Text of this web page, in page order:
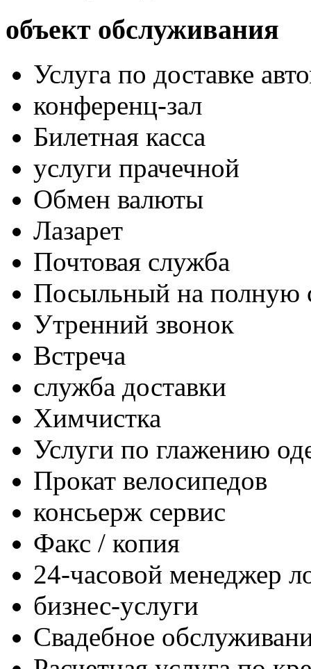
объект обслуживания
Услуга по доставке
конференц-зал
Билетная касса
услуги прачечной
Обмен валюты
Лазарет
Почтовая служба
Посыльный на полную
Утренний звонок
Встреча
служба доставки
Химчистка
Услуги по глажению
Прокат велосипедов
консьерж сервис
Факс / копия
24-часовой менеджер
бизнес-услуги
Свадебное